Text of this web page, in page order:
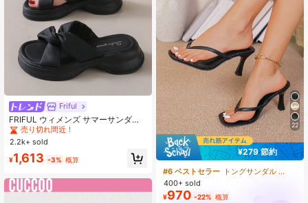
Friful
FRIFUL ウィメンズ サマーサンダル
プラットフォームソール 太めのソー
ル ぺたんこ 痛くない ソフトインソ
#2 ベストセラー
売り切れ間近！
#2 ベストセラー
売り切れ間近！
#2 ベストセラー
売り切れ間近！
#2 ベストセラー
フラットフォーム 女性用サンダル
売り切れ間近！
2.2k+ sold
¥1,613 -3% 概算
22
¥279 節約
#6 ベストセラー
トングサンダル 女性用サンダル
400+ sold
¥970 -22% 概算